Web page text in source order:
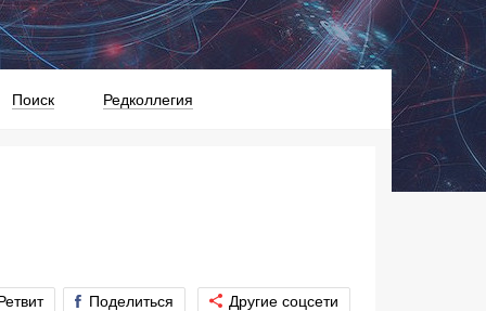
Поиск Редколлегия
Поделиться Другие соцсети